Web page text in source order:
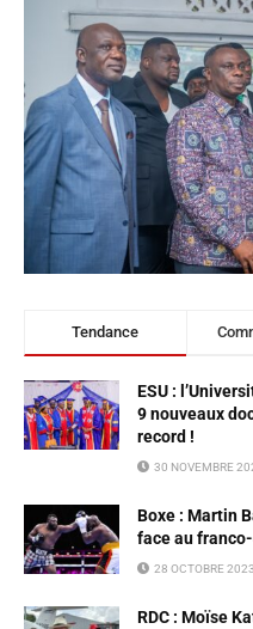
Tendance
ESU :
9 nouveaux
record !
30 NOVEMBRE
Boxe : Martin
face au
28 OCTOBRE 2023
RDC : Moïse